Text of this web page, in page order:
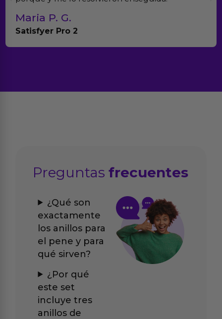
Maria P. G.
Satisfyer Pro 2
Preguntasfrecuentes
¿Qué son
exactamente
los anillos para
el pene y para
qué sirven?
¿Por qué
este set
incluye tres
anillos de